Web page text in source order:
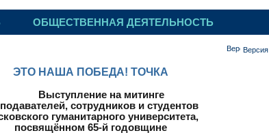
ОБЩЕСТВЕННАЯ ДЕЯТЕЛЬНОСТЬ
ЭТО НАША ПОБЕДА! ТОЧКА
Выступление на митинге
сотрудников и студентов
гуманитарного университета,
посвящённом 65-й годовщине